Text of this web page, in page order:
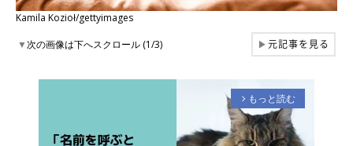
Kamila Kozioł/gettyimages
▼次の画像は下へスクロール (1/3) ▶元記事を見る
arrow_forward_ios もっと読む